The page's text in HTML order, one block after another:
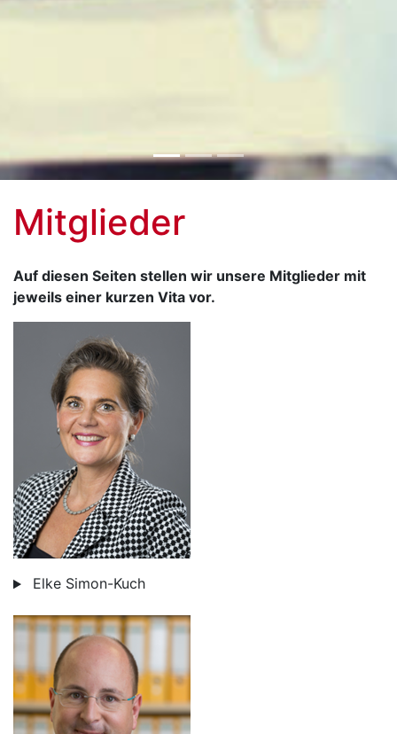
Mitglieder
Auf diesen Seiten stellen wir unsere Mitglieder mit
jeweils einer kurzen Vita vor.
Elke Simon-Kuch